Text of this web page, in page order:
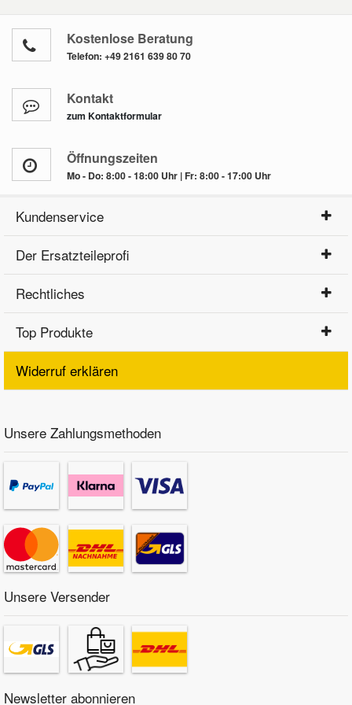
Kostenlose Beratung
Telefon: +49 2161 639 80 70
Kontakt
zum Kontaktformular
Öffnungszeiten
Mo - Do: 8:00 - 18:00 Uhr | Fr: 8:00 - 17:00 Uhr
Kundenservice
Der Ersatzteileprofi
Rechtliches
Top Produkte
Widerruf erklären
Unsere Zahlungsmethoden
Unsere Versender
Newsletter abonnieren
Scheibenreinigung
Karosserie Werkzeug
Werkstattbedarf
Daewoo Ersatzteile
Dodge Ersatzteile
Honda Ersatzteile
Jeep Ersatzteile
Kia Ersatzteile
Lancia Ersatzteile
Mazda Ersatzteile
Mercedes Ersatzteile
Mini Ersatzteile
Nissan Ersatzteile
Seat Ersatzteile
Skoda Ersatzteile